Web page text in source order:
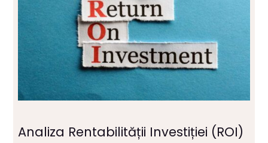
Analiza Rentabilității Investiției (ROI)